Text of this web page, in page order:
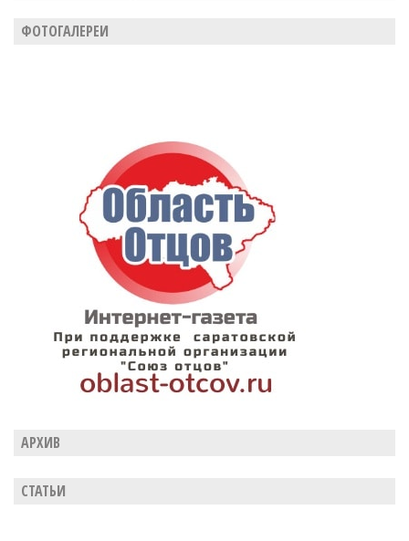
ФОТОГАЛЕРЕИ
АРХИВ
СТАТЬИ